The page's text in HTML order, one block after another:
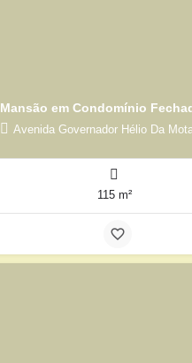
Mansão em Condomínio
Avenida Governador Hélio Da
115 m²